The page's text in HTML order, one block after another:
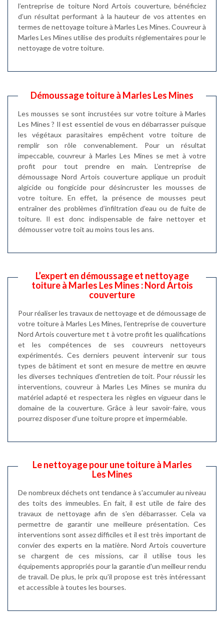
l’entreprise de toiture Nord Artois couverture, bénéficiez
d’un résultat performant à la hauteur de vos attentes en
termes de nettoyage toiture à Marles Les Mines. Couvreur à
Marles Les Mines utilise des produits réglementaires pour le
nettoyage de votre toiture.
Démoussage toiture à Marles Les Mines
Les mousses se sont incrustées sur votre toiture à Marles
Les Mines ? Il est essentiel de vous en débarrasser puisque
les végétaux parasitaires empêchent votre toiture de
remplir son rôle convenablement. Pour un résultat
impeccable, couvreur à Marles Les Mines se met à votre
profit pour tout prendre en main. L’entreprise de
démoussage Nord Artois couverture applique un produit
algicide ou fongicide pour désincruster les mousses de
votre toiture. En effet, la présence de mousses peut
entraîner des problèmes d’infiltration d’eau ou de fuite de
toiture. Il est donc indispensable de faire nettoyer et
démousser votre toit au moins tous les ans.
L’expert en démoussage et nettoyage
toiture à Marles Les Mines : Nord Artois
couverture
Pour réaliser les travaux de nettoyage et de démoussage de
votre toiture à Marles Les Mines, l’entreprise de couverture
Nord Artois couverture met t à votre profit les qualifications
et les compétences de ses couvreurs nettoyeurs
expérimentés. Ces derniers peuvent intervenir sur tous
types de bâtiment et sont en mesure de mettre en œuvre
les diverses techniques d’entretien de toit. Pour réussir les
interventions, couvreur à Marles Les Mines se munira du
matériel adapté et respectera les règles en vigueur dans le
domaine de la couverture. Grâce à leur savoir-faire, vous
pourrez disposer d’une toiture propre et imperméable.
Le nettoyage pour une toiture à Marles
Les Mines
De nombreux déchets ont tendance à s'accumuler au niveau
des toits des immeubles. En fait, il est utile de faire des
travaux de nettoyage afin de s'en débarrasser. Cela va
permettre de garantir une meilleure présentation. Ces
interventions sont assez difficiles et il est très important de
convier des experts en la matière. Nord Artois couverture
se chargent de ces missions, car il utilise tous les
équipements appropriés pour la garantie d'un meilleur rendu
de travail. De plus, le prix qu'il propose est très intéressant
et accessible à toutes les bourses.